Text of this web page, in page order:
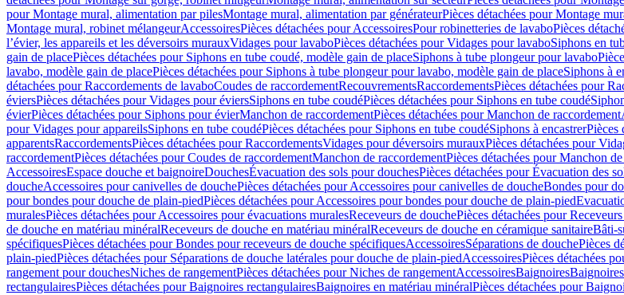
pour Montage mural, alimentation par pilesMontage mural, alimentation par générateurPièces détachées pour Montage
Montage mural, robinet mélangeurAccessoiresPièces détachées pour AccessoiresPour robinetteries de lavaboPièces
l’évier, les appareils et les déversoirs murauxVidages pour lavaboPièces détachées pour Vidages pour lavaboSiphons en
gain de placePièces détachées pour Siphons en tube coudé, modèle gain de placeSiphons à tube plongeur pour lavabo
lavabo, modèle gain de placePièces détachées pour Siphons à tube plongeur pour lavabo, modèle gain de placeSiphons à
détachées pour Raccordements de lavaboCoudes de raccordementRecouvrementsRaccordementsPièces détachées pour
éviersPièces détachées pour Vidages pour éviersSiphons en tube coudéPièces détachées pour Siphons en tube coudé
évierPièces détachées pour Siphons pour évierManchon de raccordementPièces détachées pour Manchon de raccordement
pour Vidages pour appareilsSiphons en tube coudéPièces détachées pour Siphons en tube coudéSiphons à encastrerPièces
apparentsRaccordementsPièces détachées pour RaccordementsVidages pour déversoirs murauxPièces détachées pour
raccordementPièces détachées pour Coudes de raccordementManchon de raccordementPièces détachées pour Manchon
AccessoiresEspace douche et baignoireDouchesÉvacuation des sols pour douchesPièces détachées pour Évacuation des
doucheAccessoires pour canivelles de douchePièces détachées pour Accessoires pour canivelles de doucheBondes pour
pour bondes pour douche de plain-piedPièces détachées pour Accessoires pour bondes pour douche de plain-pied
muralesPièces détachées pour Accessoires pour évacuations muralesReceveurs de douchePièces détachées pour
de douche en matériau minéralReceveurs de douche en matériau minéralReceveurs de douche en céramique sanitaireBâti-
spécifiquesPièces détachées pour Bondes pour receveurs de douche spécifiquesAccessoiresSéparations de douchePièces
plain-piedPièces détachées pour Séparations de douche latérales pour douche de plain-piedAccessoiresPièces détachées
rangement pour douchesNiches de rangementPièces détachées pour Niches de rangementAccessoiresBaignoires
rectangulairesPièces détachées pour Baignoires rectangulairesBaignoires en matériau minéralPièces détachées pour